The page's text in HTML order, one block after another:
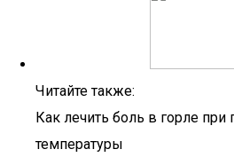
Читайте также:
Как лечить боль в горле при
температуры